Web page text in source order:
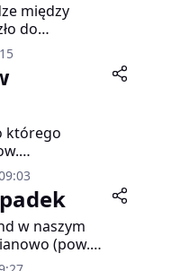
między
do
którego
drzewo.
w naszym
(pow.